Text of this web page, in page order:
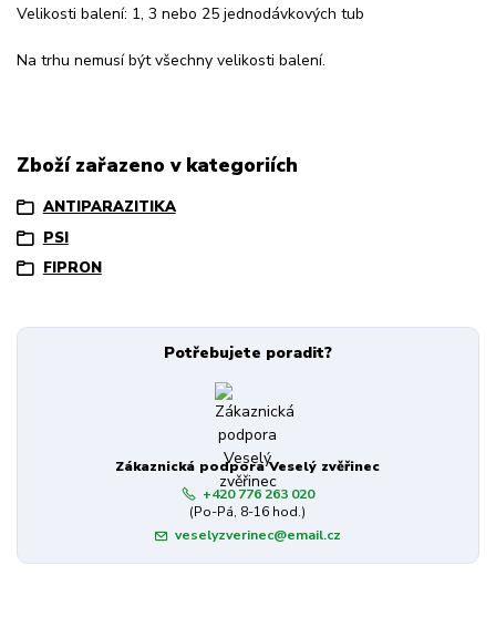
Velikosti balení: 1, 3 nebo 25 jednodávkových tub
Na trhu nemusí být všechny velikosti balení.
Zboží zařazeno v kategoriích
ANTIPARAZITIKA
PSI
FIPRON
Potřebujete poradit?
Zákaznická podpora Veselý zvěřinec
+420 776 263 020
(Po-Pá, 8-16 hod.)
veselyzverinec@email.cz